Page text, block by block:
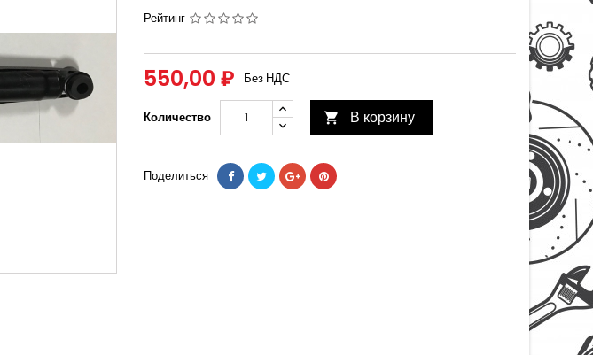
Рейтинг
550,00 ₽ Без НДС
Количество  В корзину
Поделиться